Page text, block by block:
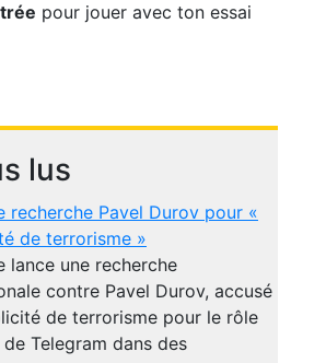
pour jouer avec ton essai
lus
recherche Pavel Durov pour «
de terrorisme »
lance une recherche
contre Pavel Durov, accusé
de terrorisme pour le rôle
Telegram dans des